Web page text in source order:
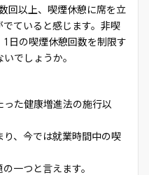
回以上、喫煙休憩に席を立
ていると感じます。非喫
日の喫煙休憩回数を制限す
でしょうか。
った健康増進法の施行以
、今では就業時間中の喫
一つと言えます。